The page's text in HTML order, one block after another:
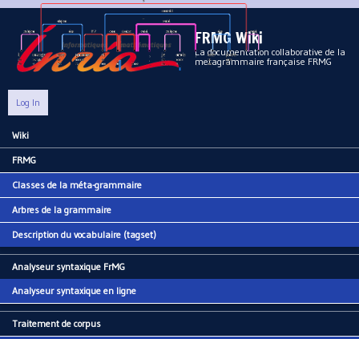
Aller au contenu principal
FRMG Wiki
La documentation collaborative de la
metagrammaire française FRMG
Log In
Main menu
Wiki
FRMG
Classes de la méta-grammaire
Arbres de la grammaire
Description du vocabulaire (tagset)
Analyseur syntaxique FrMG
Analyseur syntaxique en ligne
Traitement de corpus